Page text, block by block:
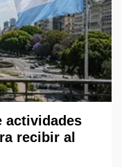
actividades
recibir al